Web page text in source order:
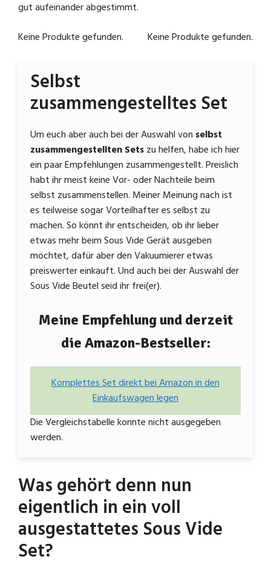
gut aufeinander abgestimmt.
Keine Produkte gefunden. Keine Produkte gefunden.
Selbst
zusammengestelltes Set
Um euch aber auch bei der Auswahl von selbst
zusammengestellten Sets zu helfen, habe ich hier
ein paar Empfehlungen zusammengestellt. Preislich
habt ihr meist keine Vor- oder Nachteile beim
selbst zusammenstellen. Meiner Meinung nach ist
es teilweise sogar Vorteilhafter es selbst zu
machen. So könnt ihr entscheiden, ob ihr lieber
etwas mehr beim Sous Vide Gerät ausgeben
möchtet, dafür aber den Vakuumierer etwas
preiswerter einkauft. Und auch bei der Auswahl der
Sous Vide Beutel seid ihr frei(er).
Meine Empfehlung und derzeit
die Amazon-Bestseller:
Komplettes Set direkt bei Amazon in den
Einkaufswagen legen
Die Vergleichstabelle konnte nicht ausgegeben
werden.
Was gehört denn nun
eigentlich in ein voll
ausgestattetes Sous Vide
Set?